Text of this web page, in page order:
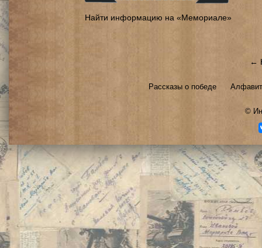
Найти информацию на «Мемориале»
←
Рассказы о победе
©